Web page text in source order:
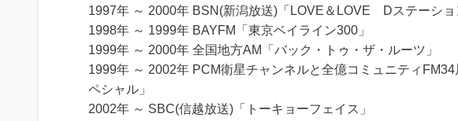
1997年 ～ 2000年 BSN(新潟放送)「LOVE＆LOVE Dステーショ
1998年 ～ 1999年 BAYFM「東京ベイライン300」
1999年 ～ 2000年 全国地方AM「バック・トゥ・ザ・ルーツ」
1999年 ～ 2002年 PCM衛星チャンネルと全億コミュニティ
ペシャル」
2002年 ～ SBC(信越放送)「トーキョーフェイス」